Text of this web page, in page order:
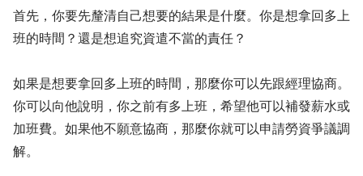
首先，你要先釐清自己想要的結果是什麼。你是想拿回多上
班的時間？還是想追究資遣不當的責任？
如果是想要拿回多上班的時間，那麼你可以先跟經理協商。
你可以向他說明，你之前有多上班，希望他可以補發薪水或
加班費。如果他不願意協商，那麼你就可以申請勞資爭議調
解。